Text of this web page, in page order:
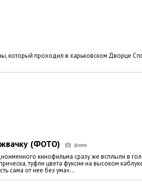
который проходил в харьковском Дворце
жвачку (ФОТО)
кинофильма сразу же всплыли в
туфли цвета фуксии на высоком
сама от нее без ума»…